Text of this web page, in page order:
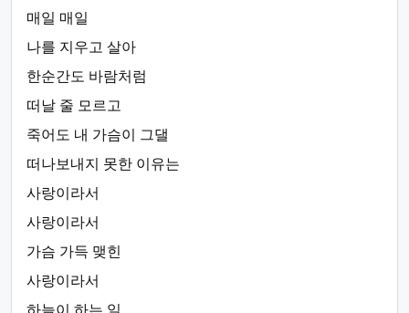
매일 매일
나를 지우고 살아
한순간도 바람처럼
떠날 줄 모르고
죽어도 내 가슴이 그댈
떠나보내지 못한 이유는
사랑이라서
사랑이라서
가슴 가득 맺힌
사랑이라서
하늘이 하는 일